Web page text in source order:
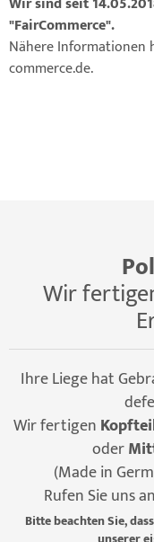
"FairCommerce".
Nähere Informationen
commerce.de.
Wir
Ihre Liege hat
Wir fertigen
oder
(Made in
Rufen Sie uns
Bitte beachten Sie,